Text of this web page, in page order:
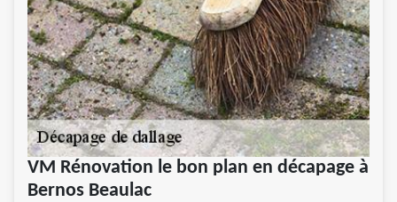
VM Rénovation le bon plan en décapage à
Bernos Beaulac